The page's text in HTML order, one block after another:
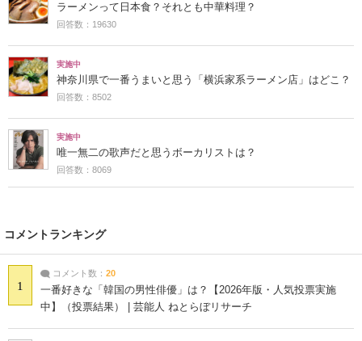
ラーメンって日本食？それとも中華料理？
回答数：19630
実施中
神奈川県で一番うまいと思う「横浜家系ラーメン店」はどこ？
回答数：8502
実施中
唯一無二の歌声だと思うボーカリストは？
回答数：8069
コメントランキング
1
コメント数： 20
一番好きな「韓国の男性俳優」は？【2026年版・人気投票実施
中】（投票結果） | 芸能人 ねとらぼリサーチ